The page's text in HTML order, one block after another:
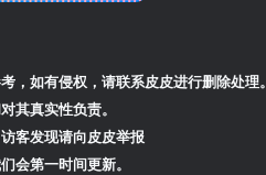
，如有侵权，请联系皮皮进行删除处理。
其真实性负责。
客发现请向皮皮举报
会第一时间更新。